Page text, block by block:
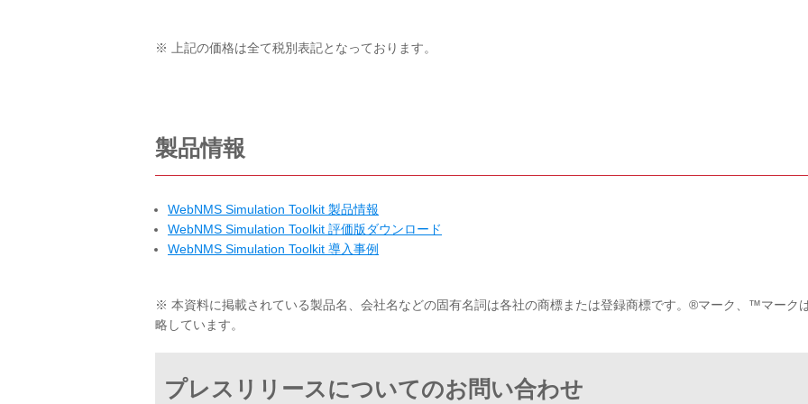
※ 上記の価格は全て税別表記となっております。
製品情報
WebNMS Simulation Toolkit 製品情報
WebNMS Simulation Toolkit 評価版ダウンロード
WebNMS Simulation Toolkit 導入事例
※ 本資料に掲載されている製品名、会社名などの固有名詞は各社の商標または登録商標です。®マーク、™マーク
略しています。
プレスリリースについてのお問い合わせ